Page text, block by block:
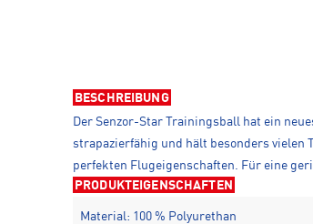
BESCHREIBUNG
Der Senzor-Star Trainingsball hat ein
strapazierfähig und hält besonders
perfekten Flugeigenschaften. Für eine
PRODUKTEIGENSCHAFTEN
Material: 100 % Polyurethan